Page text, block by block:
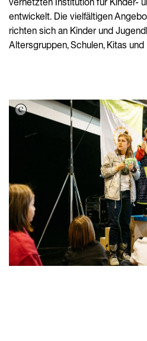
entwickelt. Die vielfältigen
richten sich an Kinder und
Altersgruppen, Schulen, Kitas